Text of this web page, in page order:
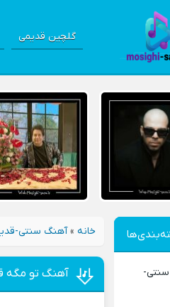
گلچین قدیمی
خانه »آهنگ سنتی-
آهنگ تو مگه